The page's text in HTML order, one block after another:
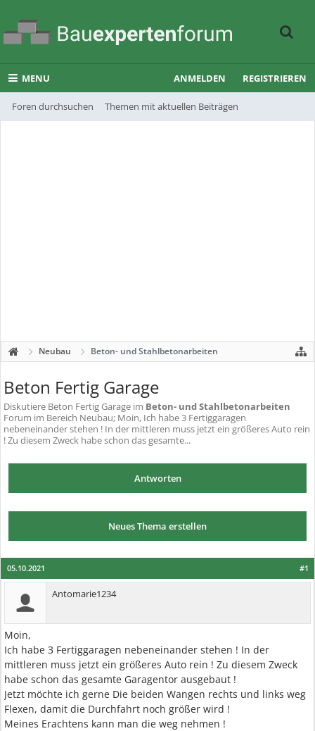
MENU
Foren durchsuchen Themen mit aktuellen Beiträgen
ANMELDEN REGISTRIEREN
Neubau Beton- und Stahlbetonarbeiten
Beton Fertig Garage
Diskutiere Beton Fertig Garage im Beton- und Stahlbetonarbeiten
Forum im Bereich Neubau; Moin, Ich habe 3 Fertiggaragen
nebeneinander stehen ! In der mittleren muss jetzt ein größeres Auto rein
! Zu diesem Zweck habe schon das gesamte...
Antworten
Neues Thema erstellen
#1
05.10.2021
Antomarie1234
Moin,
Ich habe 3 Fertiggaragen nebeneinander stehen ! In der
mittleren muss jetzt ein größeres Auto rein ! Zu diesem Zweck
habe schon das gesamte Garagentor ausgebaut !
Jetzt möchte ich gerne Die beiden Wangen rechts und links weg
Flexen, damit die Durchfahrt noch größer wird !
Meines Erachtens kann man die weg nehmen !